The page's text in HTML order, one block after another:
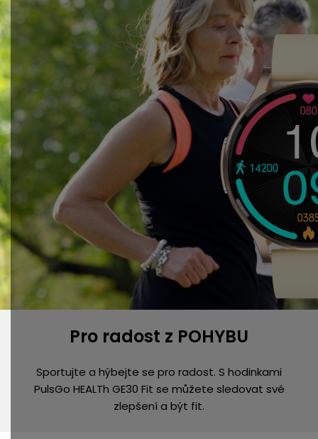
Pro radost z POHYBU
Sportujte a hýbejte se pro radost. S hodinkami
PulsGo HEALTh GE30 Fit se můžete sledovat své
zlepšení a být fit.